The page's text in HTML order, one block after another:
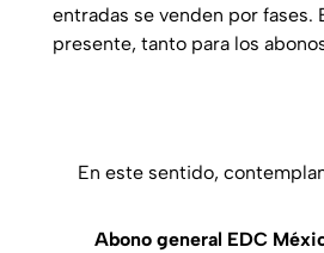
entradas se venden por fases.
presente, tanto para los
En este sentido,
Abono general EDC